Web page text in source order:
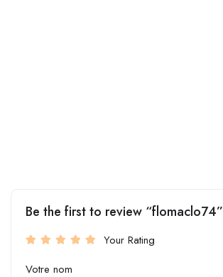
Be the first to review “flomaclo74”
Your Rating
Votre nom